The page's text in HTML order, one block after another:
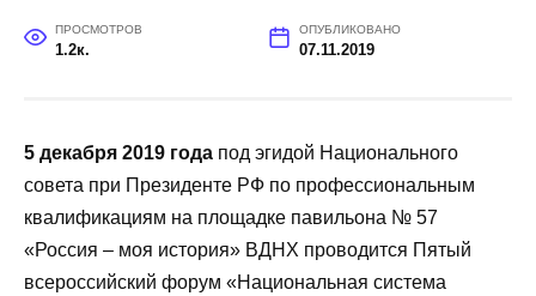
ПРОСМОТРОВ
1.2к.
ОПУБЛИКОВАНО
07.11.2019
5 декабря 2019 года под эгидой Национального
совета при Президенте РФ по профессиональным
квалификациям на площадке павильона № 57
«Россия – моя история» ВДНХ проводится Пятый
всероссийский форум «Национальная система